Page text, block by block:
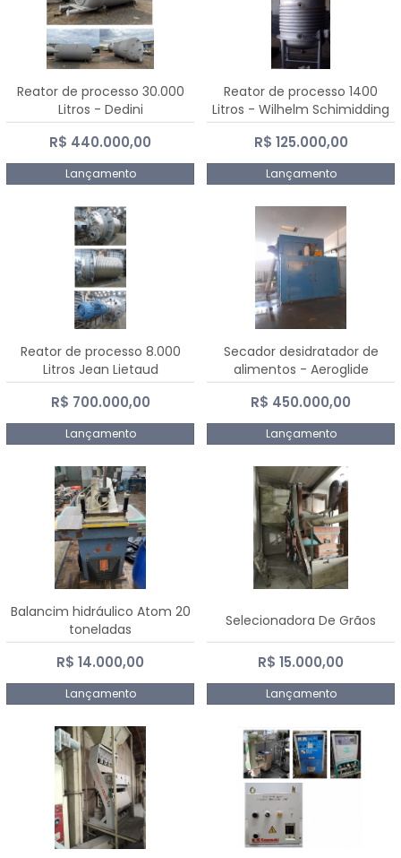
Reator de processo 30.000
Litros - Dedini
R$ 440.000,00
Lançamento
Reator de processo 1400
Litros - Wilhelm Schimidding
R$ 125.000,00
Lançamento
Reator de processo 8.000
Litros Jean Lietaud
R$ 700.000,00
Lançamento
Secador desidratador de
alimentos - Aeroglide
R$ 450.000,00
Lançamento
Balancim hidráulico Atom 20
toneladas
R$ 14.000,00
Lançamento
Selecionadora De Grãos
R$ 15.000,00
Lançamento